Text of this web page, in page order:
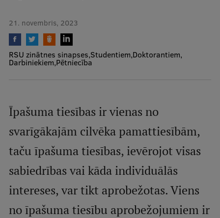
Mobile
galvenā
Studiju iespējas
Maģistra studiju programmas
Doktorantūra
Rezidentūra
Uzņemšana
Praktiska informācija
21. novembris, 2023
RSU zinātnes sinapses Studentiem Doktorantiem
Darbiniekiem Pētniecība
Īpašuma tiesības ir vienas no
svarīgākajām cilvēka pamattiesībām,
taču īpašuma tiesības, ievērojot visas
sabiedrības vai kāda individuālās
intereses, var tikt aprobežotas. Viens
no īpašuma tiesību aprobežojumiem ir